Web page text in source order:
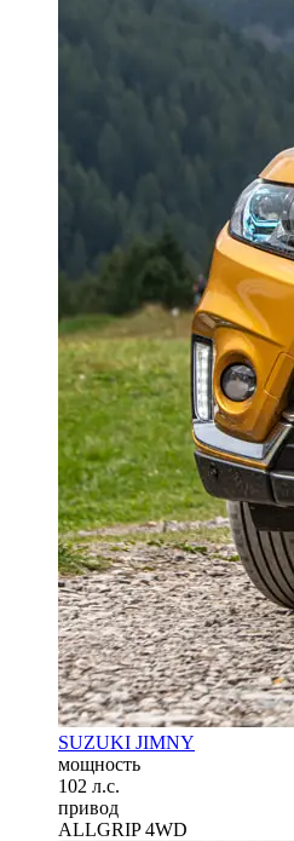
SUZUKI JIMNY
мощность
102 л.с.
привод
ALLGRIP 4WD